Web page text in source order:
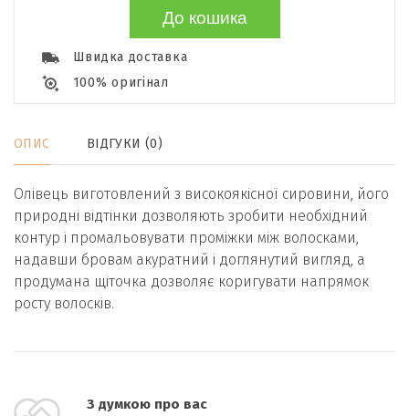
До кошика
Швидка доставка
100% оригінал
ОПИС ВІДГУКИ (0)
Олівець виготовлений з високоякісної сировини, його
природні відтінки дозволяють зробити необхідний
контур і промальовувати проміжки між волосками,
надавши бровам акуратний і доглянутий вигляд, а
продумана щіточка дозволяє коригувати напрямок
росту волосків.
З думкою про вас